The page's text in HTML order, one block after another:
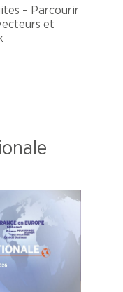
– Parcourir
et